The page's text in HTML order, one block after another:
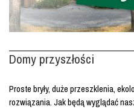
Domy przyszłości
Proste bryły, duże przeszklenia,
rozwiązania. Jak będą wyglądać